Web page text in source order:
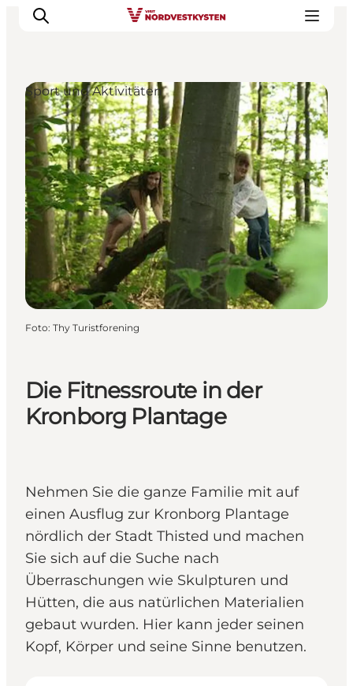
Urlaubsorte
Inspiration
Events
Unterkunft
Mach deine Urlaubsplanung
Die Fitnessroute in der
Kronborg Plantage
Nehmen Sie die ganze Familie mit auf
einen Ausflug zur Kronborg Plantage
nördlich der Stadt Thisted und machen
Sie sich auf die Suche nach
Überraschungen wie Skulpturen und
Hütten, die aus natürlichen Materialien
gebaut wurden. Hier kann jeder seinen
Kopf, Körper und seine Sinne benutzen.
Sport und Aktivitäten
Foto: Thy Turistforening